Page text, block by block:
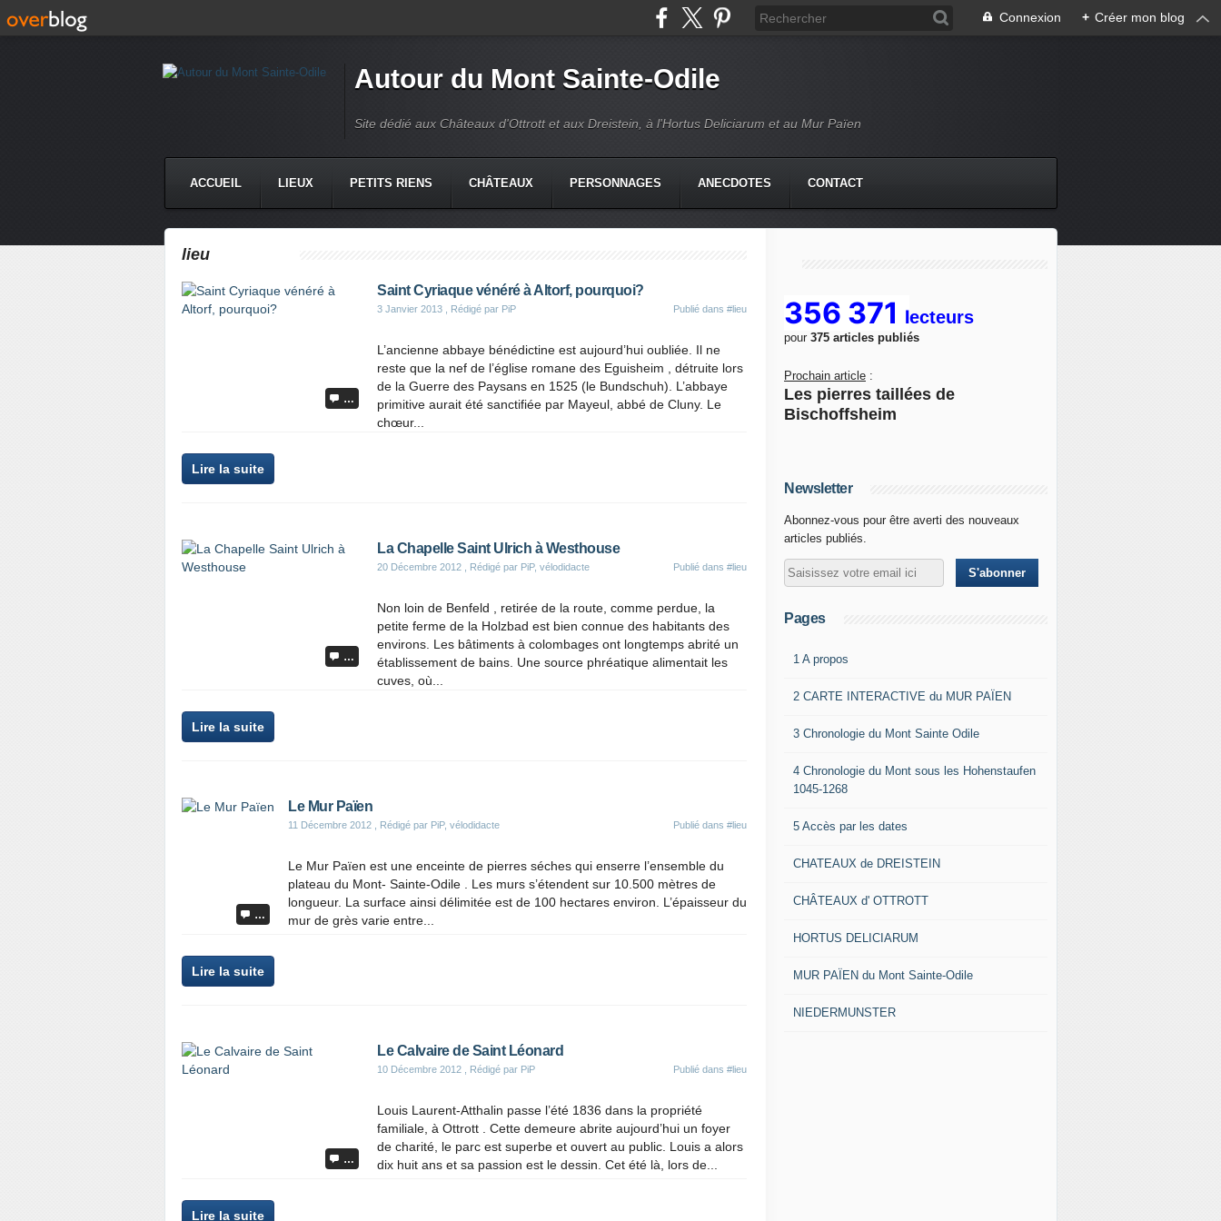
Connexion + Créer mon blog
Autour du Mont Sainte-Odile
Site dédié aux Châteaux d'Ottrott et aux Dreistein, à l'Hortus Deliciarum et au Mur Païen
ACCUEIL LIEUX PETITS RIENS CHÂTEAUX PERSONNAGES ANECDOTES CONTACT
lieu
…
Saint Cyriaque vénéré à Altorf, pourquoi?
3 Janvier 2013 , Rédigé par PiP Publié dans #lieu
L’ancienne abbaye bénédictine est aujourd’hui oubliée. Il ne
reste que la nef de l’église romane des Eguisheim , détruite lors
de la Guerre des Paysans en 1525 (le Bundschuh). L’abbaye
primitive aurait été sanctifiée par Mayeul, abbé de Cluny. Le
chœur...
Lire la suite
…
La Chapelle Saint Ulrich à Westhouse
20 Décembre 2012 , Rédigé par PiP, vélodidacte Publié dans #lieu
Non loin de Benfeld , retirée de la route, comme perdue, la
petite ferme de la Holzbad est bien connue des habitants des
environs. Les bâtiments à colombages ont longtemps abrité un
établissement de bains. Une source phréatique alimentait les
cuves, où...
Lire la suite
…
Le Mur Païen
11 Décembre 2012 , Rédigé par PiP, vélodidacte Publié dans #lieu
Le Mur Païen est une enceinte de pierres séches qui enserre l’ensemble du
plateau du Mont- Sainte-Odile . Les murs s’étendent sur 10.500 mètres de
longueur. La surface ainsi délimitée est de 100 hectares environ. L’épaisseur du
mur de grès varie entre...
Lire la suite
…
Le Calvaire de Saint Léonard
10 Décembre 2012 , Rédigé par PiP Publié dans #lieu
Louis Laurent-Atthalin passe l’été 1836 dans la propriété
familiale, à Ottrott . Cette demeure abrite aujourd’hui un foyer
de charité, le parc est superbe et ouvert au public. Louis a alors
dix huit ans et sa passion est le dessin. Cet été là, lors de...
Lire la suite
356 371 lecteurs
pour 375 articles publiés
Prochain article :
Les pierres taillées de
Bischoffsheim
Newsletter
Abonnez-vous pour être averti des nouveaux
articles publiés.
Pages
1 A propos
2 CARTE INTERACTIVE du MUR PAÏEN
3 Chronologie du Mont Sainte Odile
4 Chronologie du Mont sous les Hohenstaufen
1045-1268
5 Accès par les dates
CHATEAUX de DREISTEIN
CHÂTEAUX d' OTTROTT
HORTUS DELICIARUM
MUR PAÏEN du Mont Sainte-Odile
NIEDERMUNSTER